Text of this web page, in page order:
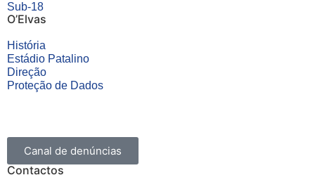
Sub-18
O’Elvas
História
Estádio Patalino
Direção
Proteção de Dados
Canal de denúncias
Contactos